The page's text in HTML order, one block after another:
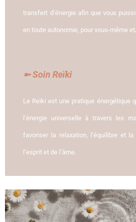
transfert d’énergie afin que vous
en toute autonomie, pour vous-même
➼ Soin Reïki
Le Reïki est une pratique énergétique
l’énergie universelle à travers les
favoriser la relaxation, l’équilibre et
l’esprit et de l’âme.